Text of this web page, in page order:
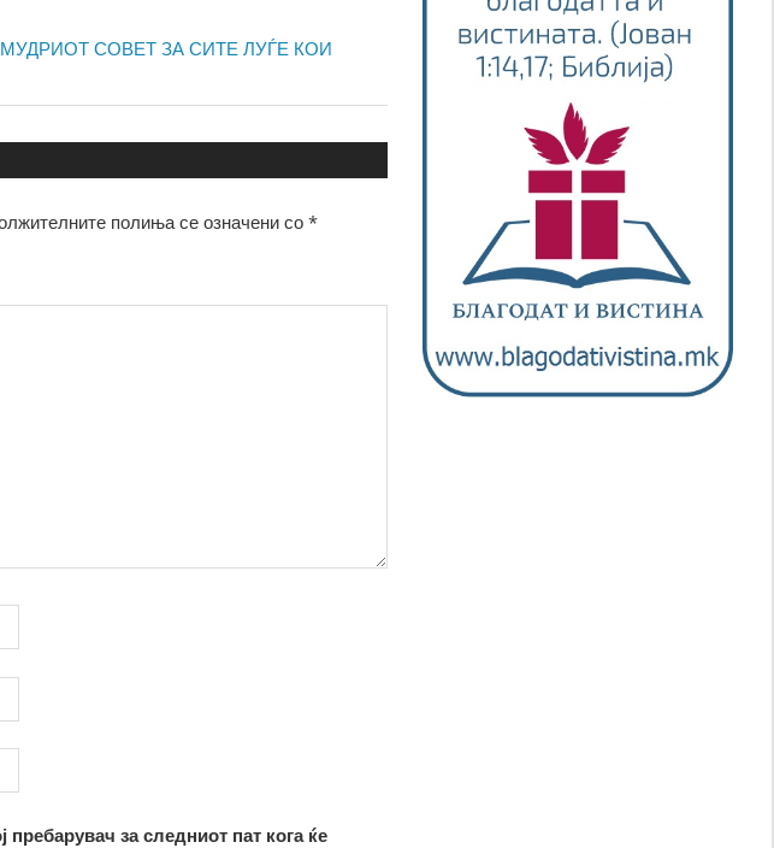
СОВЕТ ЗА СИТЕ ЛУЃЕ КОИ
полиња се означени со*
за следниот пат кога ќе